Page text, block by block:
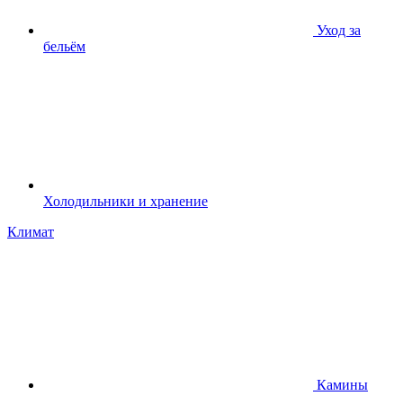
Уход за
бельём
Холодильники и хранение
Климат
Камины